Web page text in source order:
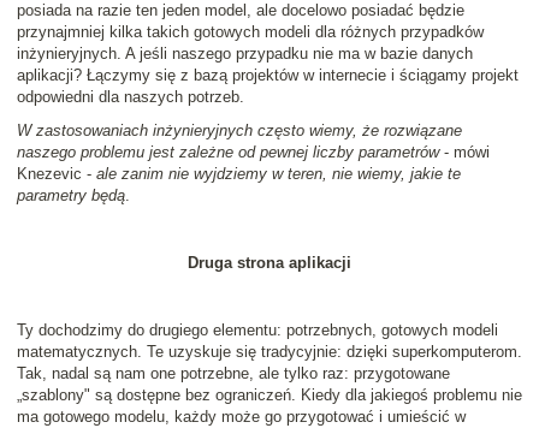
posiada na razie ten jeden model, ale docelowo posiadać będzie
przynajmniej kilka takich gotowych modeli dla różnych przypadków
inżynieryjnych. A jeśli naszego przypadku nie ma w bazie danych
aplikacji? Łączymy się z bazą projektów w internecie i ściągamy projekt
odpowiedni dla naszych potrzeb.
W zastosowaniach inżynieryjnych często wiemy, że rozwiązane
naszego problemu jest zależne od pewnej liczby parametrów- mówi
Knezevic - ale zanim nie wyjdziemy w teren, nie wiemy, jakie te
parametry będą.
Druga strona aplikacji
Ty dochodzimy do drugiego elementu: potrzebnych, gotowych modeli
matematycznych. Te uzyskuje się tradycyjnie: dzięki superkomputerom.
Tak, nadal są nam one potrzebne, ale tylko raz: przygotowane
„szablony" są dostępne bez ograniczeń. Kiedy dla jakiegoś problemu nie
ma gotowego modelu, każdy może go przygotować i umieścić w